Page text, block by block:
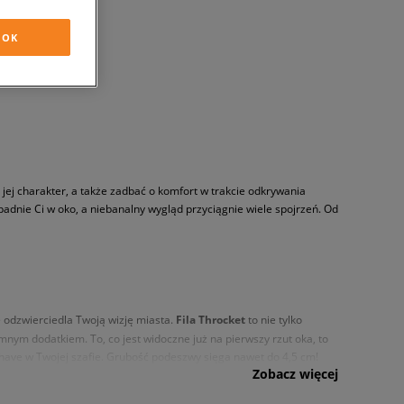
charakter, a także zadbać o komfort w trakcie odkrywania
Ci w oko, a niebanalny wygląd przyciągnie wiele spojrzeń. Od
Twoją wizję miasta. Fila Throcketto nie tylko
dodatkiem. To, co jest widoczne już na pierwszy rzut oka, to
Taki miks sprawdzi się w wiosenno-letnich stylówkach,
Zobacz więcej
OK